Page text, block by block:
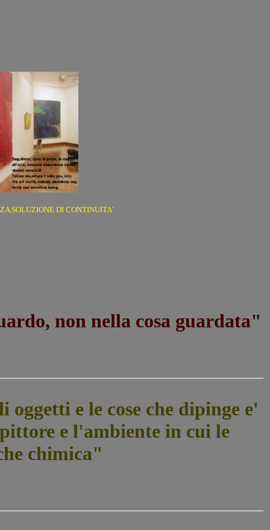
SOLUZIONE DI CONTINUITA'
non nella cosa guardata"
e le cose che dipinge e'
e l'ambiente in cui le
chimica"